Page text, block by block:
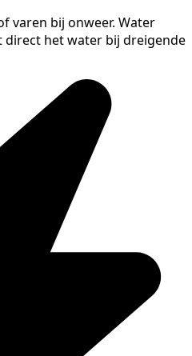
varen bij onweer. Water
het water bij dreigende